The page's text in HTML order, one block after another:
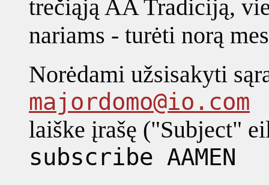
trečiąją AA Tradiciją,
nariams - turėti norą
Norėdami užsisakyti
majordomo@io.com
laiške įrašę ("Subject"
subscribe AAMEN